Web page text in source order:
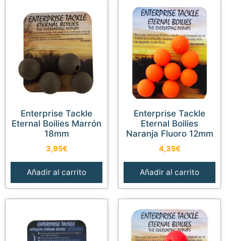
Enterprise Tackle
Eternal Boilies Marrón
18mm
3,95€
Añadir al carrito
Enterprise Tackle
Eternal Boilies
Naranja Fluoro 12mm
4,35€
Añadir al carrito